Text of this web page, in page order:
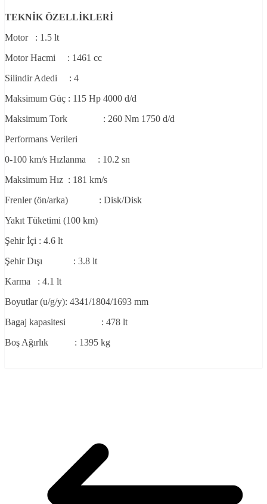
TEKNİK ÖZELLİKLERİ
Motor : 1.5 lt
Motor Hacmi : 1461 cc
Silindir Adedi : 4
Maksimum Güç : 115 Hp 4000 d/d
Maksimum Tork : 260 Nm 1750 d/d
Performans Verileri
0-100 km/s Hızlanma : 10.2 sn
Maksimum Hız : 181 km/s
Frenler (ön/arka) : Disk/Disk
Yakıt Tüketimi (100 km)
Şehir İçi : 4.6 lt
Şehir Dışı : 3.8 lt
Karma : 4.1 lt
Boyutlar (u/g/y): 4341/1804/1693 mm
Bagaj kapasitesi : 478 lt
Boş Ağırlık : 1395 kg